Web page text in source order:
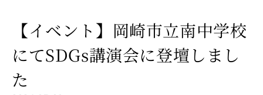
【イベント】岡崎市立南中学校
にてSDGs講演会に登壇しまし
た